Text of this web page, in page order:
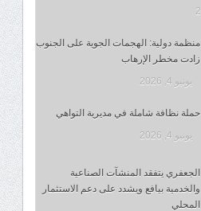
منظمة دولية: الهجمات الجوية على الجنوب
زادت مخطر الإرهاب
يونيو 4, 2026
حملة نظافة شاملة في مديرية التواهي
يونيو 4, 2026
الجعفري يتفقد المنشآت الصناعية
والخدمية بيافع ويشدد على دعم الاستثمار
المحلي